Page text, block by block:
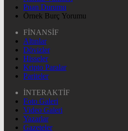
Puan Durumu
Örnek Burç Yorumu
FİNANSİF
Altınlar
Dövizler
Hisseler
Kripto Paralar
Pariteler
İNTERAKTİF
Foto Galeri
Video Galeri
Yazarlar
Gazeteler